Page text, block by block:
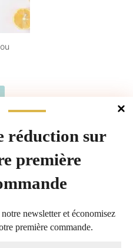
technologies telles que les
réduction sur
première
newsletter et économisez
première commande.